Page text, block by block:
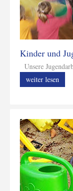
Kinder und
Unsere
weiter lesen